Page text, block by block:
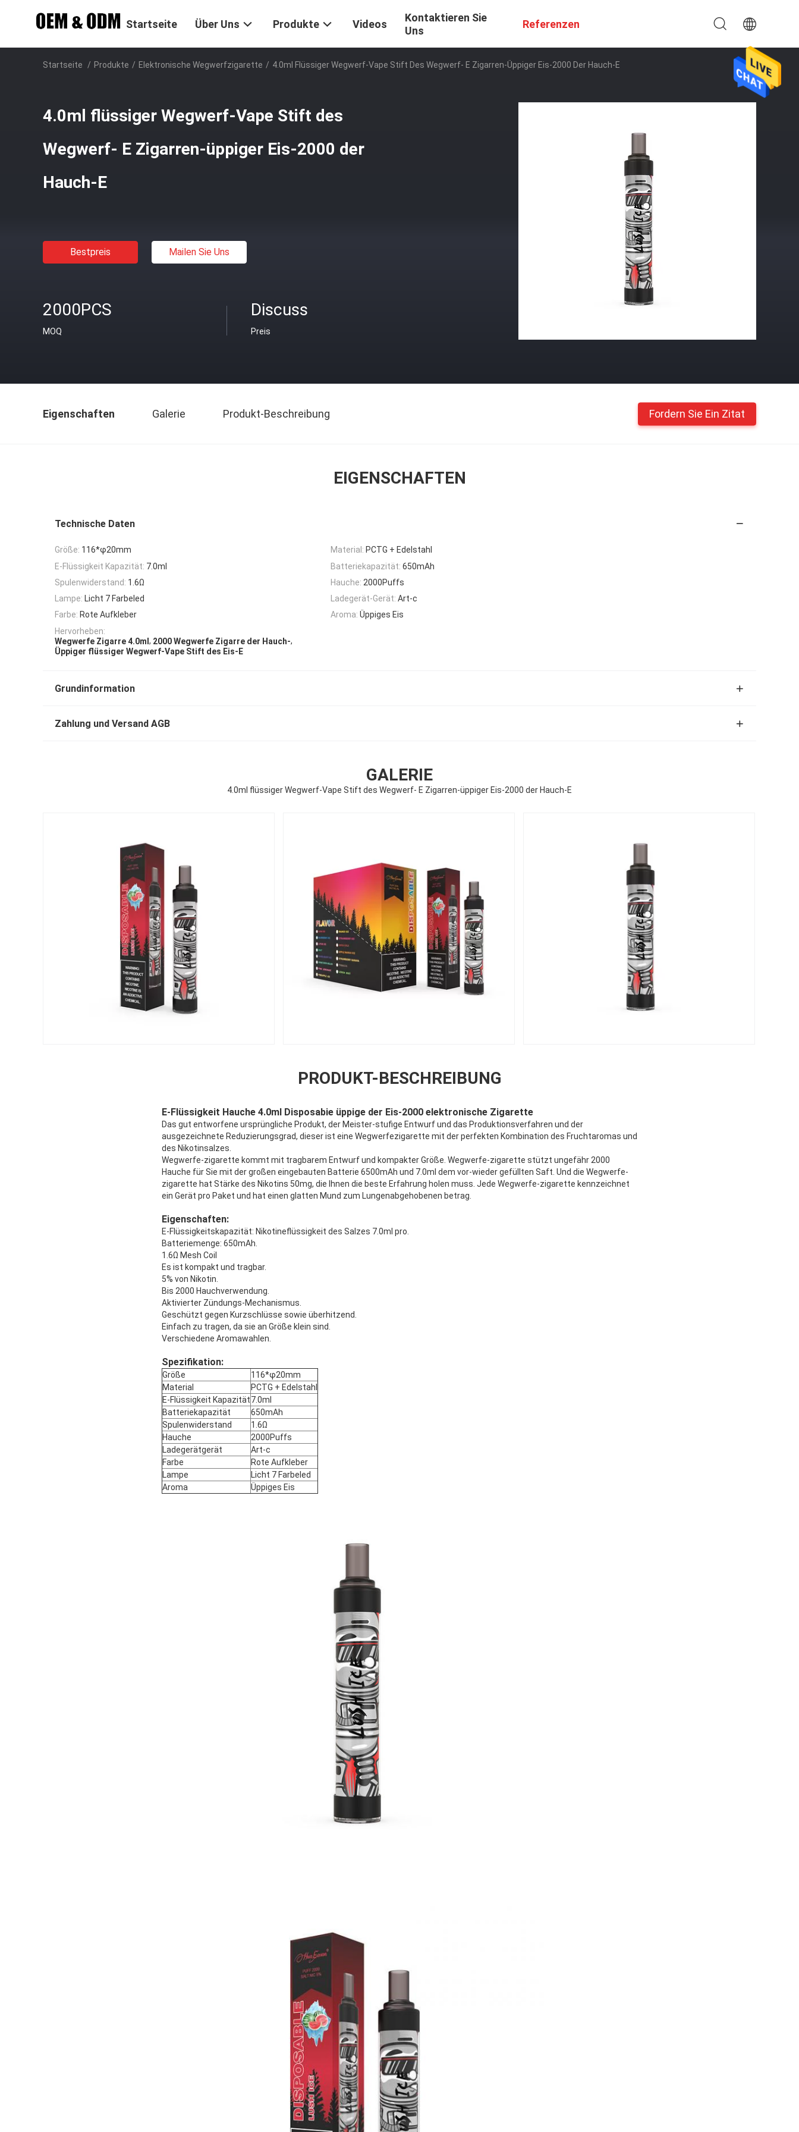
Startseite Über Uns Produkte Videos
Kontaktieren Sie
Uns
Referenzen
Startseite / Produkte / Elektronische Wegwerfzigarette / 4.0ml Flüssiger Wegwerf-Vape Stift Des Wegwerf- E Zigarren-Üppiger Eis-2000 Der Hauch-E
4.0ml flüssiger Wegwerf-Vape Stift des
Wegwerf- E Zigarren-üppiger Eis-2000 der
Hauch-E
Bestpreis Mailen Sie Uns
2000PCS
MOQ
Discuss
Preis
Eigenschaften Galerie Produkt-Beschreibung Fordern Sie Ein Zitat
EIGENSCHAFTEN
Technische Daten
Größe: 116*φ20mm Material: PCTG + Edelstahl
E-Flüssigkeit Kapazität: 7.0ml Batteriekapazität: 650mAh
Spulenwiderstand: 1.6Ω Hauche: 2000Puffs
Lampe: Licht 7 Farbeled Ladegerät-Gerät: Art-c
Farbe: Rote Aufkleber Aroma: Üppiges Eis
Hervorheben:
Wegwerfe Zigarre 4.0ml , 2000 Wegwerfe Zigarre der Hauch-,
Üppiger flüssiger Wegwerf-Vape Stift des Eis-E
Grundinformation
Zahlung und Versand AGB
GALERIE
4.0ml flüssiger Wegwerf-Vape Stift des Wegwerf- E Zigarren-üppiger Eis-2000 der Hauch-E
PRODUKT-BESCHREIBUNG
E-Flüssigkeit Hauche 4.0ml Disposabie üppige der Eis-2000 elektronische Zigarette
Das gut entworfene ursprüngliche Produkt, der Meister-stufige Entwurf und das Produktionsverfahren und der
ausgezeichnete Reduzierungsgrad, dieser ist eine Wegwerfezigarette mit der perfekten Kombination des Fruchtaromas und
des Nikotinsalzes.
Wegwerfe-zigarette kommt mit tragbarem Entwurf und kompakter Größe. Wegwerfe-zigarette stützt ungefähr 2000
Hauche für Sie mit der großen eingebauten Batterie 6500mAh und 7.0ml dem vor-wieder gefüllten Saft. Und die Wegwerfe-
zigarette hat Stärke des Nikotins 50mg, die Ihnen die beste Erfahrung holen muss. Jede Wegwerfe-zigarette kennzeichnet
ein Gerät pro Paket und hat einen glatten Mund zum Lungenabgehobenen betrag.
Eigenschaften:
E-Flüssigkeitskapazität: Nikotineflüssigkeit des Salzes 7.0ml pro.
Batteriemenge: 650mAh.
1.6Ω Mesh Coil
Es ist kompakt und tragbar.
5% von Nikotin.
Bis 2000 Hauchverwendung.
Aktivierter Zündungs-Mechanismus.
Geschützt gegen Kurzschlüsse sowie überhitzend.
Einfach zu tragen, da sie an Größe klein sind.
Verschiedene Aromawahlen.
Spezifikation:
Größe
116*φ20mm
Material
PCTG + Edelstahl
E-Flüssigkeit Kapazität7.0ml
Batteriekapazität
650mAh
Spulenwiderstand
1.6Ω
Hauche
2000Puffs
Ladegerätgerät
Art-c
Farbe
Rote Aufkleber
Lampe
Licht 7 Farbeled
Aroma
Üppiges Eis